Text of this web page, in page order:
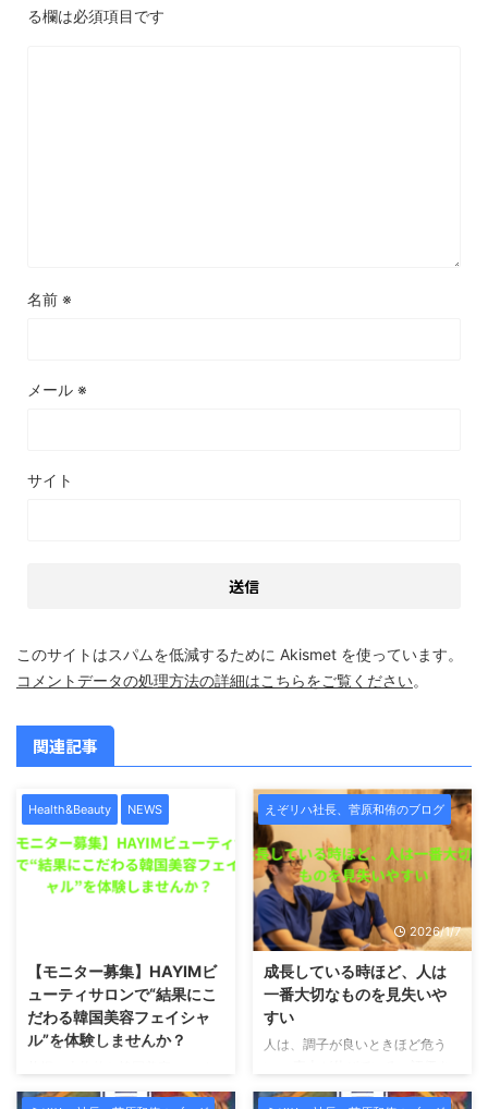
る欄は必須項目です
名前 ※
メール ※
サイト
このサイトはスパムを低減するために Akismet を使っています。
コメントデータの処理方法の詳細はこちらをご覧ください。
関連記事
Health&Beauty NEWS
【モニター募集】HAYIMビ
ューティサロンで“結果にこ
だわる韓国美容フェイシャ
ル”を体験しませんか？
ャルを受けたい方へ。この度、
えぞリハ社長、菅原和侑のブログ
2026/1/7
成長している時ほど、人は
一番大切なものを見失いや
すい
人は、調子が良いときほど危う
れている。影響力が出てきた。周